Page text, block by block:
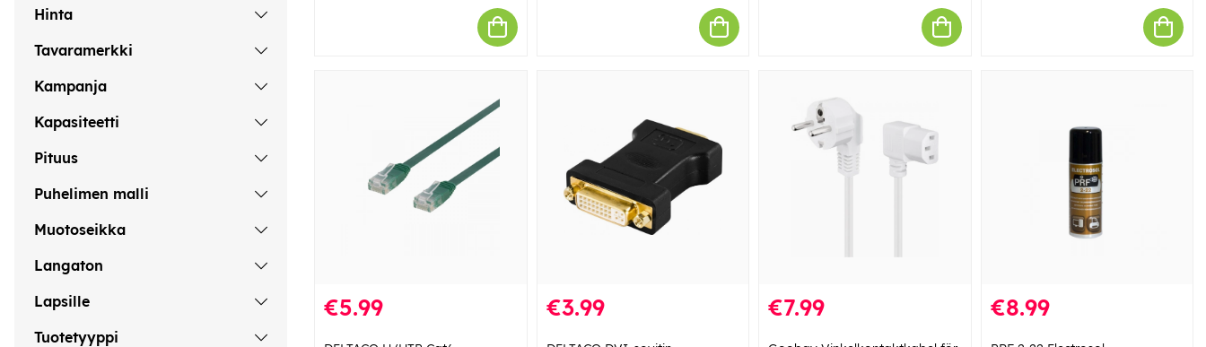
Hinta
Tavaramerkki
Kampanja
Kapasiteetti
Pituus
Puhelimen malli
Muotoseikka
Langaton
Lapsille
Tuotetyyppi
€5.99 €3.99 €7.99 €8.99